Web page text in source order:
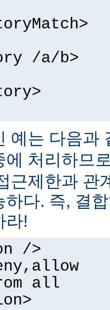
/a/b>
예는 다음과
에 처리하므
근제한과 관
하다. 즉, 결
라!
/>
all